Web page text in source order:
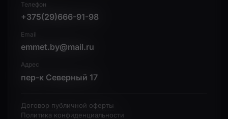
Телефон
+375(29)666-91-98
Email
emmet.by@mail.ru
Адрес
пер-к Северный 17
Договор публичной оферты
Политика конфиденциальности